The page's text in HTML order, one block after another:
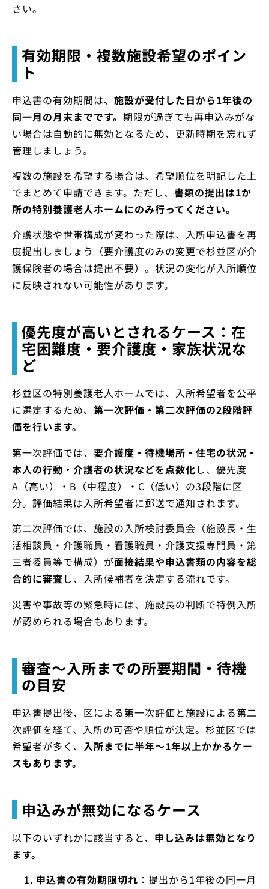
さい。
有効期限・複数施設希望のポイン
ト
申込書の有効期間は、 施設が受付した日から1年後の
同一月の月末までです。 期限が過ぎても再申込みがな
い場合は自動的に無効となるため、更新時期を忘れず
管理しましょう。
複数の施設を希望する場合は、希望順位を明記した上
でまとめて申請できます。ただし、 書類の提出は1か
所の特別養護老人ホームにのみ行ってください。
介護状態や世帯構成が変わった際は、入所申込書を再
度提出しましょう（要介護度のみの変更で杉並区が介
護保険者の場合は提出不要）。状況の変化が入所順位
に反映されない可能性があります。
優先度が高いとされるケース：在
宅困難度・要介護度・家族状況な
ど
杉並区の特別養護老人ホームでは、入所希望者を公平
に選定するため、 第一次評価・第二次評価の2段階評
価を行います。
第一次評価では、 要介護度・待機場所・住宅の状況・
本人の行動・介護者の状況などを点数化し、優先度
A（高い）・B（中程度）・C（低い）の3段階に区
分。評価結果は入所希望者に郵送で通知されます。
第二次評価では、施設の入所検討委員会（施設長・生
活相談員・介護職員・看護職員・介護支援専門員・第
三者委員等で構成）が面接結果や申込書類の内容を総
合的に審査し、入所候補者を決定する流れです。
災害や事故等の緊急時には、施設長の判断で特例入所
が認められる場合もあります。
審査〜入所までの所要期間・待機
の目安
申込書提出後、区による第一次評価と施設による第二
次評価を経て、入所の可否や順位が決定。杉並区では
希望者が多く、 入所までに半年〜1年以上かかるケー
スもあります。
申込みが無効になるケース
以下のいずれかに該当すると、 申し込みは無効となり
ます。
申込書の有効期限切れ ：提出から1年後の同一月